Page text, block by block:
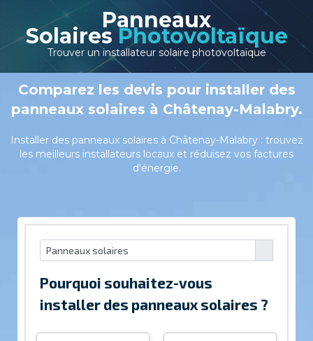
Panneaux
Solaires Photovoltaïque
Trouver un installateur solaire photovoltaïque
Comparez les devis pour installer des
panneaux solaires à Châtenay-Malabry.
Installer des panneaux solaires à Châtenay-Malabry : trouvez
les meilleurs installateurs locaux et réduisez vos factures
d'énergie.